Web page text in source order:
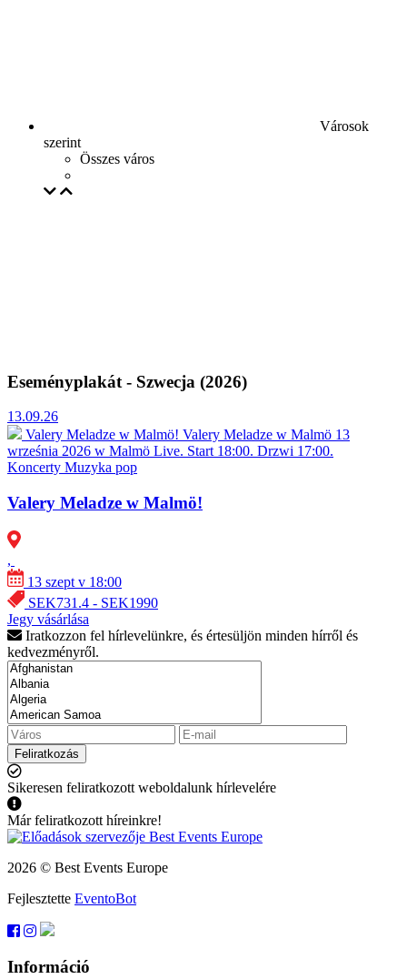
Városok
szerint
Összes város
Eseményplakát - Szwecja (2026)
13.09.26
Valery Meladze w Malmö! Valery Meladze w Malmö 13
września 2026 w Malmö Live. Start 18:00. Drzwi 17:00.
Koncerty Muzyka pop
Valery Meladze w Malmö!
,
13 szept v 18:00
SEK731.4 - SEK1990
Jegy vásárlása
Iratkozzon fel hírlevelünkre, és értesüljön minden hírről és
kedvezményről.
Feliratkozás
Sikeresen feliratkozott weboldalunk hírlevelére
Már feliratkozott híreinkre!
2026 © Best Events Europe
Fejlesztette EventoBot
Információ